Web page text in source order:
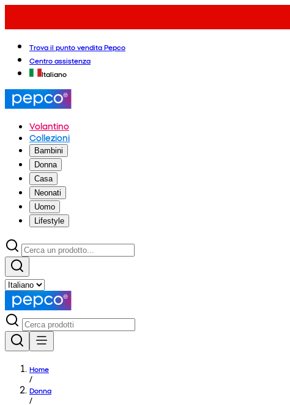
Trova il punto vendita Pepco
Centro assistenza
Italiano
Volantino
Collezioni
Bambini
Donna
Casa
Neonati
Uomo
Lifestyle
Home
/
Donna
/